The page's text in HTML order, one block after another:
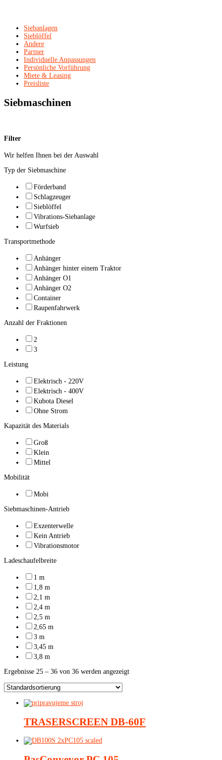
Siebanlagen
Sieblöffel
Andere
Partner
Individuelle Anpassungen
Persönliche Vorführung
Miete & Leasing
Preisliste
Siebmaschinen
Filter
Wir helfen Ihnen bei der Auswahl
Typ der Siebmaschine
Förderband
Schlagzeuger
Sieblöffel
Vibrations-Siebanlage
Wurfsieb
Transportmethode
Anhänger
Anhänger hinter einem Traktor
Anhänger O1
Anhänger O2
Container
Raupenfahrwerk
Anzahl der Fraktionen
2
3
Leistung
Elektrisch - 220V
Elektrisch - 400V
Kubota Diesel
Ohne Strom
Kapazität des Materials
Groß
Klein
Mittel
Mobilität
Mobi
Siebmaschinen-Antrieb
Exzenterwelle
Kein Antrieb
Vibrationsmotor
Ladeschaufelbreite
1 m
1,8 m
2,1 m
2,4 m
2,5 m
2,65 m
3 m
3,45 m
3,8 m
Ergebnisse 25 – 36 von 36 werden angezeigt
TRASERSCREEN DB-60F